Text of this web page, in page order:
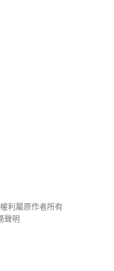
利屬原作者所有
聲明